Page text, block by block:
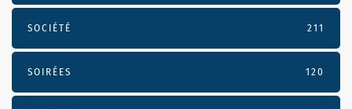
SOCIÉTÉ 211
SOIRÉES 120